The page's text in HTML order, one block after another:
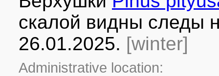
скалой видны следы
26.01.2025. [winter]
Administrative location: